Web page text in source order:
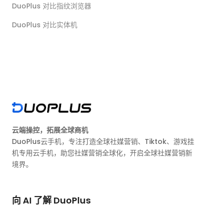
DuoPlus 对比指纹浏览器
DuoPlus 对比实体机
云端操控，拓展全球商机
DuoPlus云手机，专注打造全球社媒营销、Tiktok、游戏挂
机专用云手机，助您社媒营销全球化，开启全球社媒营销新
境界。
向 AI 了解 DuoPlus